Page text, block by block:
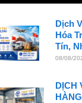
Dịch
Hóa
Tín,
08/08/
DỊCH